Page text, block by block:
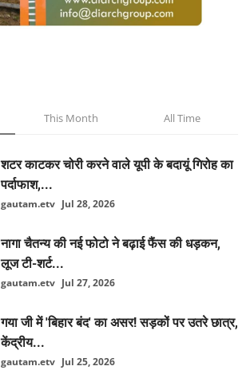
This Month All Time
शटर काटकर चोरी करने वाले यूपी के बदायूं गिरोह का
पर्दाफाश,...
gautam.etv Jul 28, 2026
नागा चैतन्य की नई फोटो ने बढ़ाई फैंस की धड़कन,
लूज टी-शर्ट...
gautam.etv Jul 27, 2026
गया जी में 'बिहार बंद' का असर! सड़कों पर उतरे छात्र,
केंद्रीय...
gautam.etv Jul 25, 2026